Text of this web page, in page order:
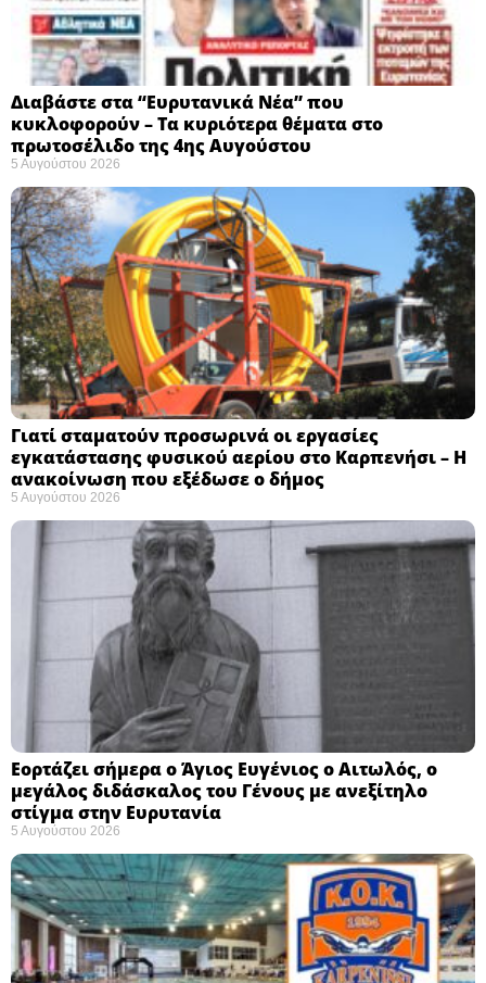
Διαβάστε στα “Ευρυτανικά Νέα” που
κυκλοφορούν – Τα κυριότερα θέματα στο
πρωτοσέλιδο της 4ης Αυγούστου
5 Αυγούστου 2026
Γιατί σταματούν προσωρινά οι εργασίες
εγκατάστασης φυσικού αερίου στο Καρπενήσι – Η
ανακοίνωση που εξέδωσε ο δήμος
5 Αυγούστου 2026
Εορτάζει σήμερα ο Άγιος Ευγένιος ο Αιτωλός, ο
μεγάλος διδάσκαλος του Γένους με ανεξίτηλο
στίγμα στην Ευρυτανία
5 Αυγούστου 2026